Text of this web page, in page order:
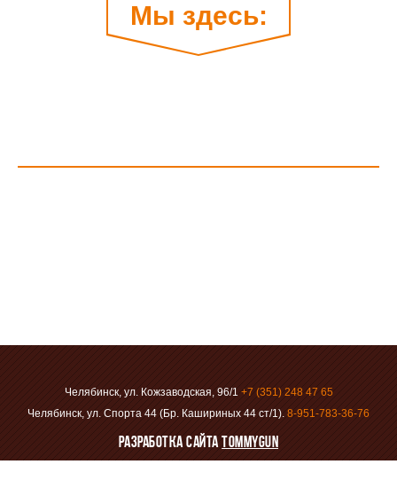
Мы здесь:
Челябинск, ул. Кожзаводская, 96/1 +7 (351) 248 47 65
Челябинск, ул. Спорта 44 (Бр. Кашириных 44 ст/1). 8-951-783-36-76
Разработка сайтаTommygun